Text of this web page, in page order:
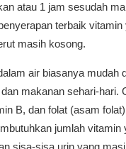
atau 1 jam sesudah
terbaik vitamin
masih kosong.
air biasanya mudah
makanan sehari-hari.
B, dan folat (asam
jumlah vitamin